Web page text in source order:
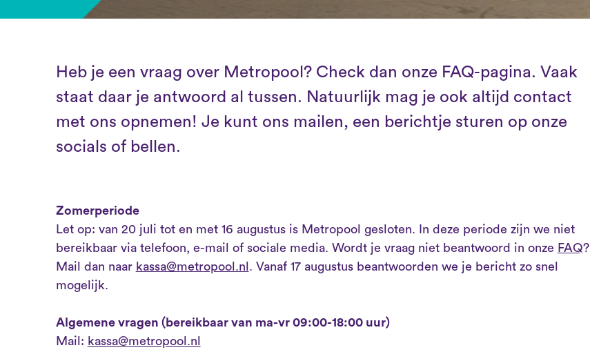
Heb je een vraag over Metropool? Check dan onze FAQ-pagina. Vaak
staat daar je antwoord al tussen. Natuurlijk mag je ook altijd contact
met ons opnemen! Je kunt ons mailen, een berichtje sturen op onze
socials of bellen.
Zomerperiode
Let op: van 20 juli tot en met 16 augustus is Metropool gesloten. In deze periode zijn we niet
bereikbaar via telefoon, e-mail of sociale media. Wordt je vraag niet beantwoord in onze FAQ?
Mail dan naar kassa@metropool.nl . Vanaf 17 augustus beantwoorden we je bericht zo snel
mogelijk.
Algemene vragen (bereikbaar van ma-vr 09:00-18:00 uur)
Mail: kassa@metropool.nl